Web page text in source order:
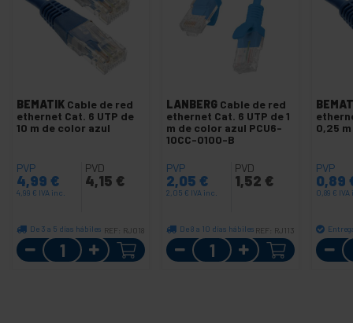
BEMATIK Cable de red
ethernet Cat. 6 UTP de
10 m de color azul
PVP
4,99 €
4,99 € IVA inc.
PVD
4,15 €
De 3 a 5 días hábiles REF: RJ018
Cantidad
LANBERG Cable de red
ethernet Cat. 6 UTP de 1
m de color azul PCU6-
10CC-0100-B
PVP
2,05 €
2,05 € IVA inc.
PVD
1,52 €
De 8 a 10 días hábiles REF: RJ113
Cantidad
0,25
PVP
0,89
0,89 €